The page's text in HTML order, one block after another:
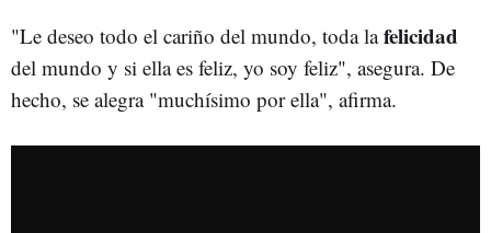
"Le deseo todo el cariño del mundo, toda lafelicidad
del mundo y si ella es feliz, yo soy feliz", asegura. De
hecho, se alegra "muchísimo por ella", afirma.